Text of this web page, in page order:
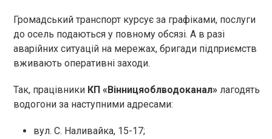
Громадський транспорт курсує за графіками, послуги
до осель подаються у повному обсязі. А в разі
аварійних ситуацій на мережах, бригади підприємств
вживають оперативні заходи.
Так, працівники КП «Вінницяоблводоканал» лагодять
водогони за наступними адресами:
вул. С. Наливайка, 15-17;